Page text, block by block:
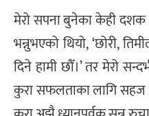
मेरो सपना बुनेका केही
भन्नुभएको थियो, ‘छोरी,
दिने हामी छौँ।’ तर मेरो
कुरा सफलताका लागि